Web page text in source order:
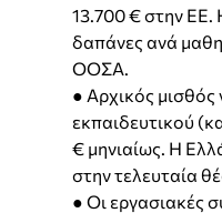
13.700 € στην ΕΕ.
δαπάνες ανά
ΟΟΣΑ.
● Αρχικός μισθός
εκπαιδευτικού
€ μηνιαίως. Η
στην τελευταία
● Οι εργασιακές